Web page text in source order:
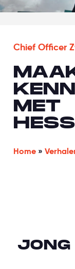
Chief Officer
MET
Home»
JONG